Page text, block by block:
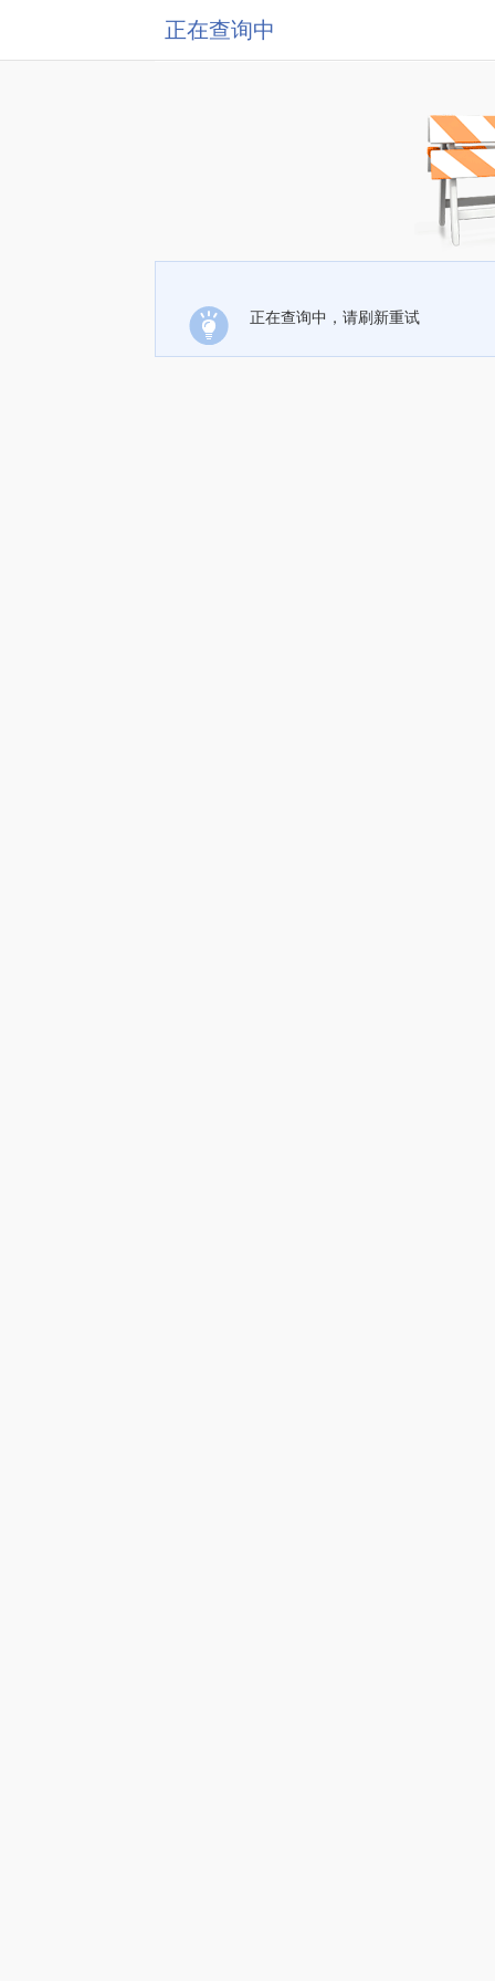
正在查询中
正在查询中，请刷新重试